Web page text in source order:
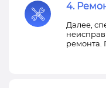
4.
Далее,
ремонта.